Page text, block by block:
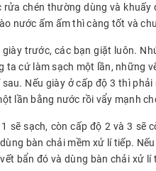
chén thường dùng và
nước ấm ấm thì càng tốt và
trước, các bạn giặt luôn.
ta cứ làm sạch một lần, những
Nếu giày ở cấp độ 3 thì
lần bằng nước rồi vẩy mạnh
sẽ sạch, còn cấp độ 2 và 3 sẽ
bàn chải mềm xử lí tiếp.
bẩn đó và dùng bàn chải xử